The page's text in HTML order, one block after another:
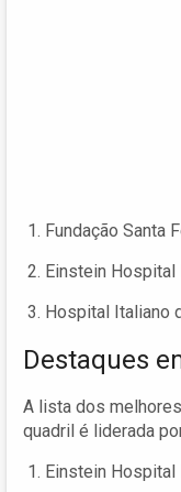
Fundação Santa
Einstein Hospital
Hospital Italiano
Destaques
A lista dos
quadril é liderada
Einstein Hospital